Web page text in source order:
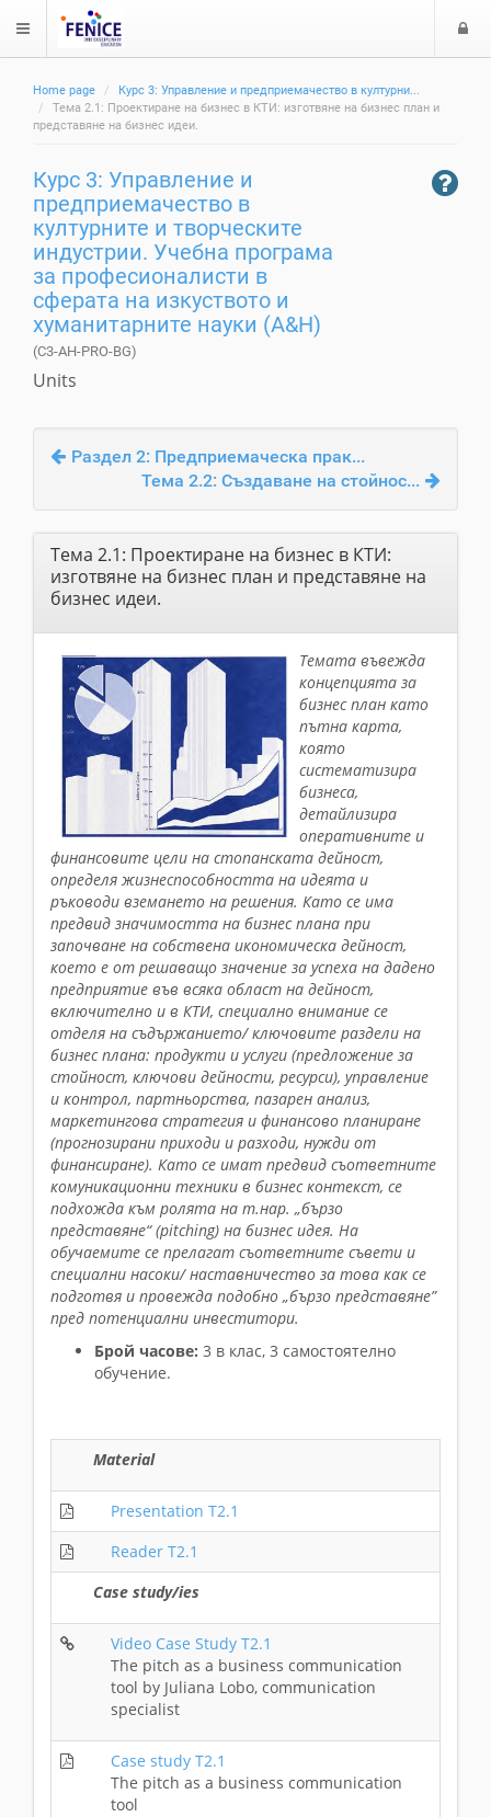
Home page
Курс 3: Управление и предприемачество в културни...
Тема 2.1: Проектиране на бизнес в КТИ: изготвяне на бизнес план и
представяне на бизнес идеи.
Курс 3: Управление и
предприемачество в
културните и творческите
индустрии. Учебна програма
за професионалисти в
сферата на изкуството и
хуманитарните науки (A&H)
(C3-AH-PRO-BG)
Units
Раздел 2: Предприемаческа прак...
Тема 2.2: Създаване на стойнос...
Тема 2.1: Проектиране на бизнес в КТИ:
изготвяне на бизнес план и представяне на
бизнес идеи.
Темата въвежда
концепцията за
бизнес план като
пътна карта,
която
систематизира
бизнеса,
детайлизира
оперативните и
финансовите цели на стопанската дейност,
определя жизнеспособността на идеята и
ръководи вземането на решения. Като се има
предвид значимостта на бизнес плана при
започване на собствена икономическа дейност,
което е от решаващо значение за успеха на дадено
предприятие във всяка област на дейност,
включително и в КТИ, специално внимание се
отделя на съдържанието/ ключовите раздели на
бизнес плана: продукти и услуги (предложение за
стойност, ключови дейности, ресурси), управление
и контрол, партньорства, пазарен анализ,
маркетингова стратегия и финансово планиране
(прогнозирани приходи и разходи, нужди от
финансиране). Като се имат предвид съответните
комуникационни техники в бизнес контекст, се
подхожда към ролята на т.нар. „бързо
представяне“ (pitching) на бизнес идея. На
обучаемите се прелагат съответните съвети и
специални насоки/ наставничество за това как се
подготвя и провежда подобно „бързо представяне”
пред потенциални инвеститори.
Брой часове: 3 в клас, 3 cамостоятелно
обучение.
Material
Presentation T2.1
Reader T2.1
Case study/ies
Video Case Study T2.1
The pitch as a business communication
tool by Juliana Lobo, communication
specialist
Case study T2.1
The pitch as a business communication
tool